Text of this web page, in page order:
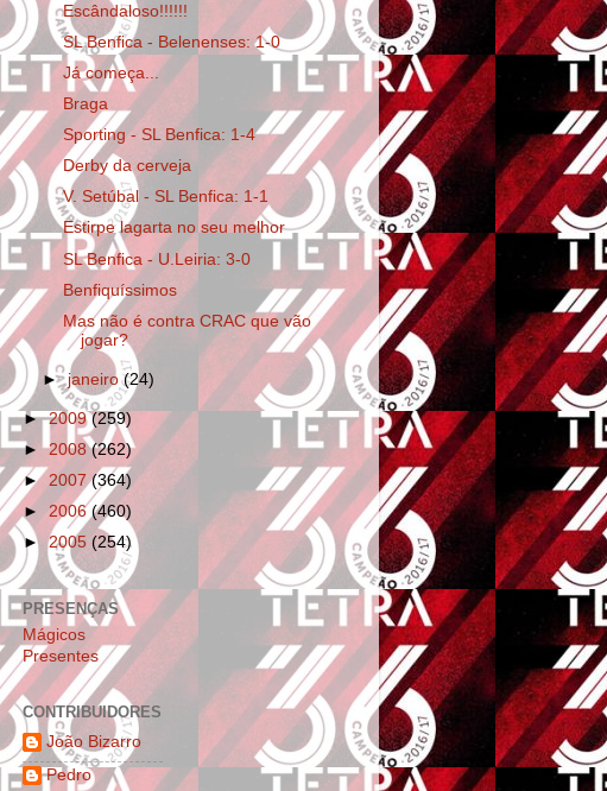
Escândaloso!!!!!!
SL Benfica - Belenenses: 1-0
Já começa...
Braga
Sporting - SL Benfica: 1-4
Derby da cerveja
V. Setúbal - SL Benfica: 1-1
Estirpe lagarta no seu melhor
SL Benfica - U.Leiria: 3-0
Benfiquíssimos
Mas não é contra CRAC que vão
jogar?
►janeiro(24)
►2009(259)
►2008(262)
► 2007(364)
►2006 (460)
►2005 (254)
PRESENÇAS
Mágicos
Presentes
CONTRIBUIDORES
João Bizarro
Pedro